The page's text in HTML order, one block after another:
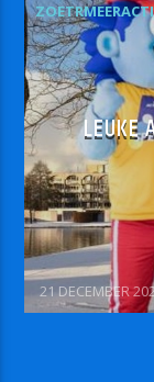
LEUKE
21 DECEMBER